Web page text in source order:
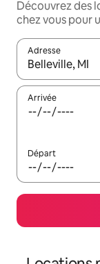
Découvrez des
chez vous pour
Adresse
Lorsque les
Arrivée
Départ